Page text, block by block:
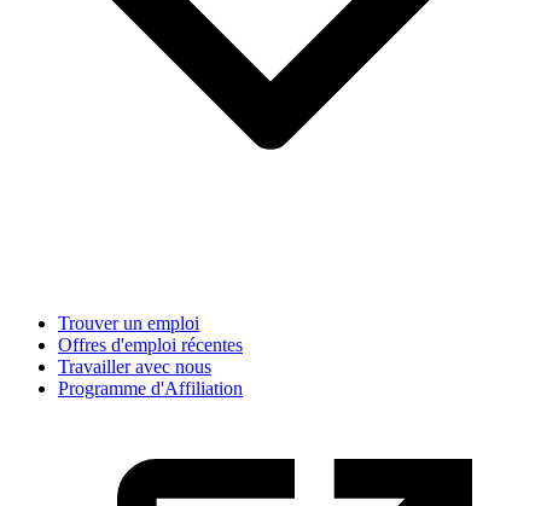
Trouver un emploi
Offres d'emploi récentes
Travailler avec nous
Programme d'Affiliation